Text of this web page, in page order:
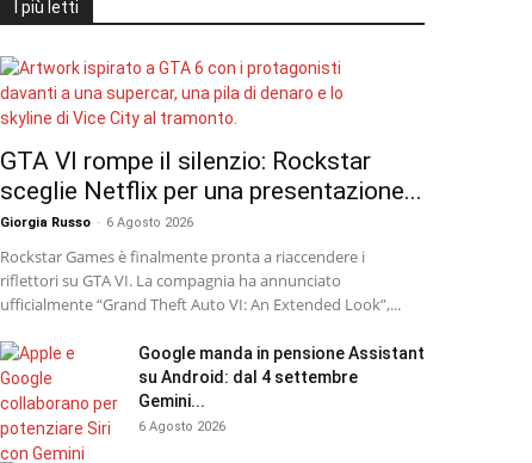
I più letti
GTA VI rompe il silenzio: Rockstar
sceglie Netflix per una presentazione...
Giorgia Russo - 6 Agosto 2026
Rockstar Games è finalmente pronta a riaccendere i
riflettori su GTA VI. La compagnia ha annunciato
ufficialmente “Grand Theft Auto VI: An Extended Look”,...
Google manda in pensione Assistant
su Android: dal 4 settembre
Gemini...
6 Agosto 2026